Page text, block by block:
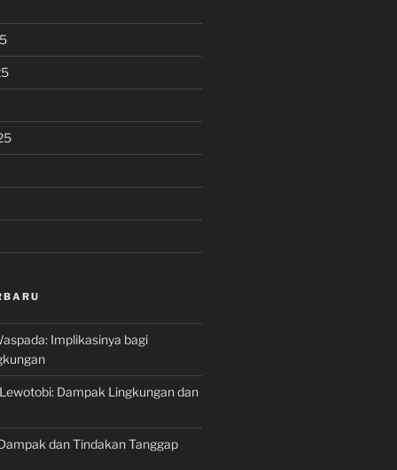
Implikasinya bagi
Dampak Lingkungan dan
dan Tindakan Tanggap